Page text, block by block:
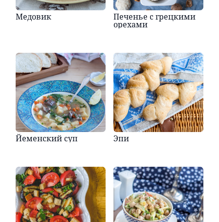
Медовик Печенье с грецкими
орехами
Йеменский суп Эпи